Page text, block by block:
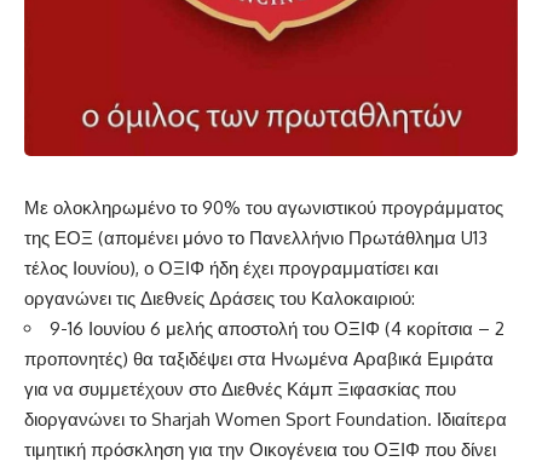
Με ολοκληρωμένο το 90% του αγωνιστικού προγράμματος
της ΕΟΞ (απομένει μόνο το Πανελλήνιο Πρωτάθλημα U13
τέλος Ιουνίου), ο ΟΞΙΦ ήδη έχει προγραμματίσει και
οργανώνει τις Διεθνείς Δράσεις του Καλοκαιριού:
9-16 Ιουνίου 6 μελής αποστολή του ΟΞΙΦ (4 κορίτσια – 2
προπονητές) θα ταξιδέψει στα Ηνωμένα Αραβικά Εμιράτα
για να συμμετέχουν στο Διεθνές Κάμπ Ξιφασκίας που
διοργανώνει το Sharjah Women Sport Foundation. Ιδιαίτερα
τιμητική πρόσκληση για την Οικογένεια του ΟΞΙΦ που δίνει